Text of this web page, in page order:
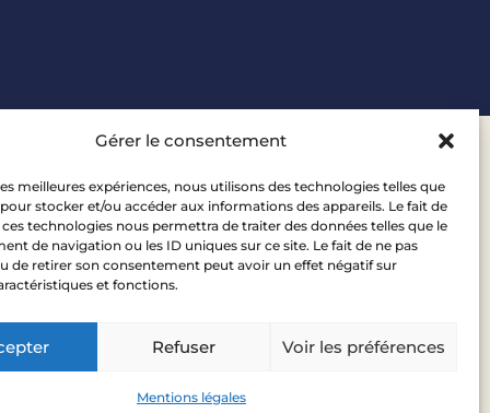
Gérer le consentement
meilleures expériences, nous utilisons des technologies telles que
stocker et/ou accéder aux informations des appareils. Le fait de
technologies nous permettra de traiter des données telles que le
de navigation ou les ID uniques sur ce site. Le fait de ne pas
de retirer son consentement peut avoir un effet négatif sur
et fonctions.
Refuser Voir les préférences
Mentions légales
Espace
Actionnaire